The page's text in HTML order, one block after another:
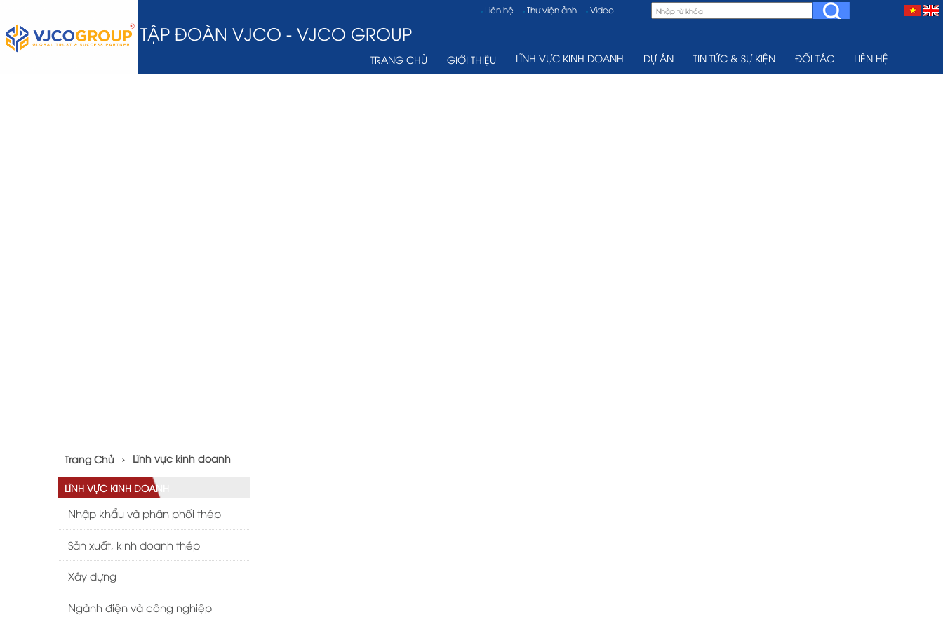
Liên hệ Thư viện ảnh Video
TẬP ĐOÀN VJCO - VJCO GROUP
TRANG CHỦ GIỚI THIỆU LĨNH VỰC KINH DOANH DỰ ÁN TIN TỨC & SỰ KIỆN ĐỐI TÁC LIÊN HỆ
Trang Chủ Lĩnh vực kinh doanh
LĨNH VỰC KINH DOANH
Nhập khẩu và phân phối thép
Sản xuất, kinh doanh thép
Xây dựng
Ngành điện và công nghiệp